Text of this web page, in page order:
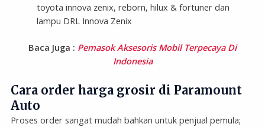
toyota innova zenix, reborn, hilux & fortuner dan
lampu DRL Innova Zenix
Baca Juga : Pemasok Aksesoris Mobil Terpecaya Di
Indonesia
Cara order harga grosir di Paramount
Auto
Proses order sangat mudah bahkan untuk penjual pemula;